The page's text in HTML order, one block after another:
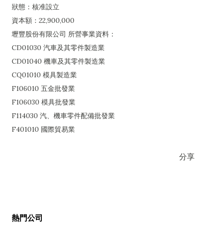
狀態：核准設立
資本額：22,900,000
壢豐股份有限公司 所營事業資料：
CD01030 汽車及其零件製造業
CD01040 機車及其零件製造業
CQ01010 模具製造業
F106010 五金批發業
F106030 模具批發業
F114030 汽、機車零件配備批發業
F401010 國際貿易業
分享
熱門公司